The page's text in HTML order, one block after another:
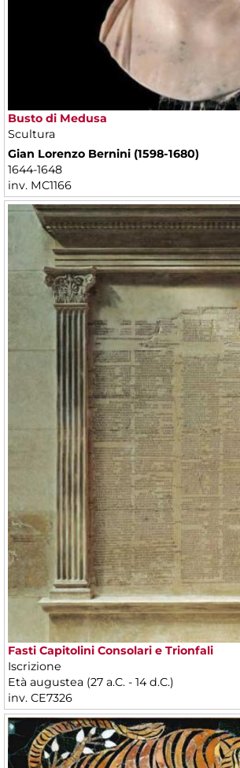
Busto di Medusa
Scultura
Gian Lorenzo Bernini (1598-1680)
1644-1648
inv. MC1166
Fasti Capitolini Consolari e Trionfali
Iscrizione
Età augustea (27 a.C. - 14 d.C.)
inv. CE7326